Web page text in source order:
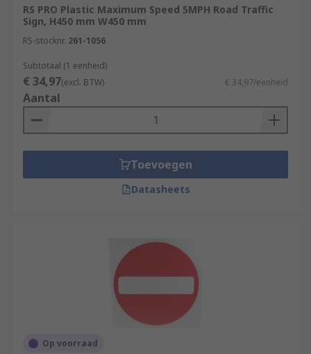
RS PRO Plastic Maximum Speed 5MPH Road Traffic
Sign, H450 mm W450 mm
RS-stocknr. 261-1056
Subtotaal (1 eenheid)
€ 34,97(excl. BTW) € 34,97/eenheid
Aantal
Toevoegen
Datasheets
Op voorraad